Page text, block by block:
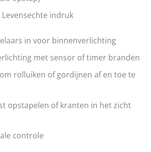
indruk
in voor binnenverlichting
met sensor of timer branden
rolluiken of gordijnen af en toe te
opstapelen of kranten in het zicht
controle